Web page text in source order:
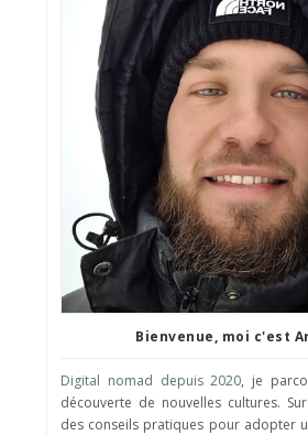
Bienvenue, moi c'est
Digital nomad depuis 2020, je
découverte de nouvelles cultures.
des conseils pratiques pour adopter